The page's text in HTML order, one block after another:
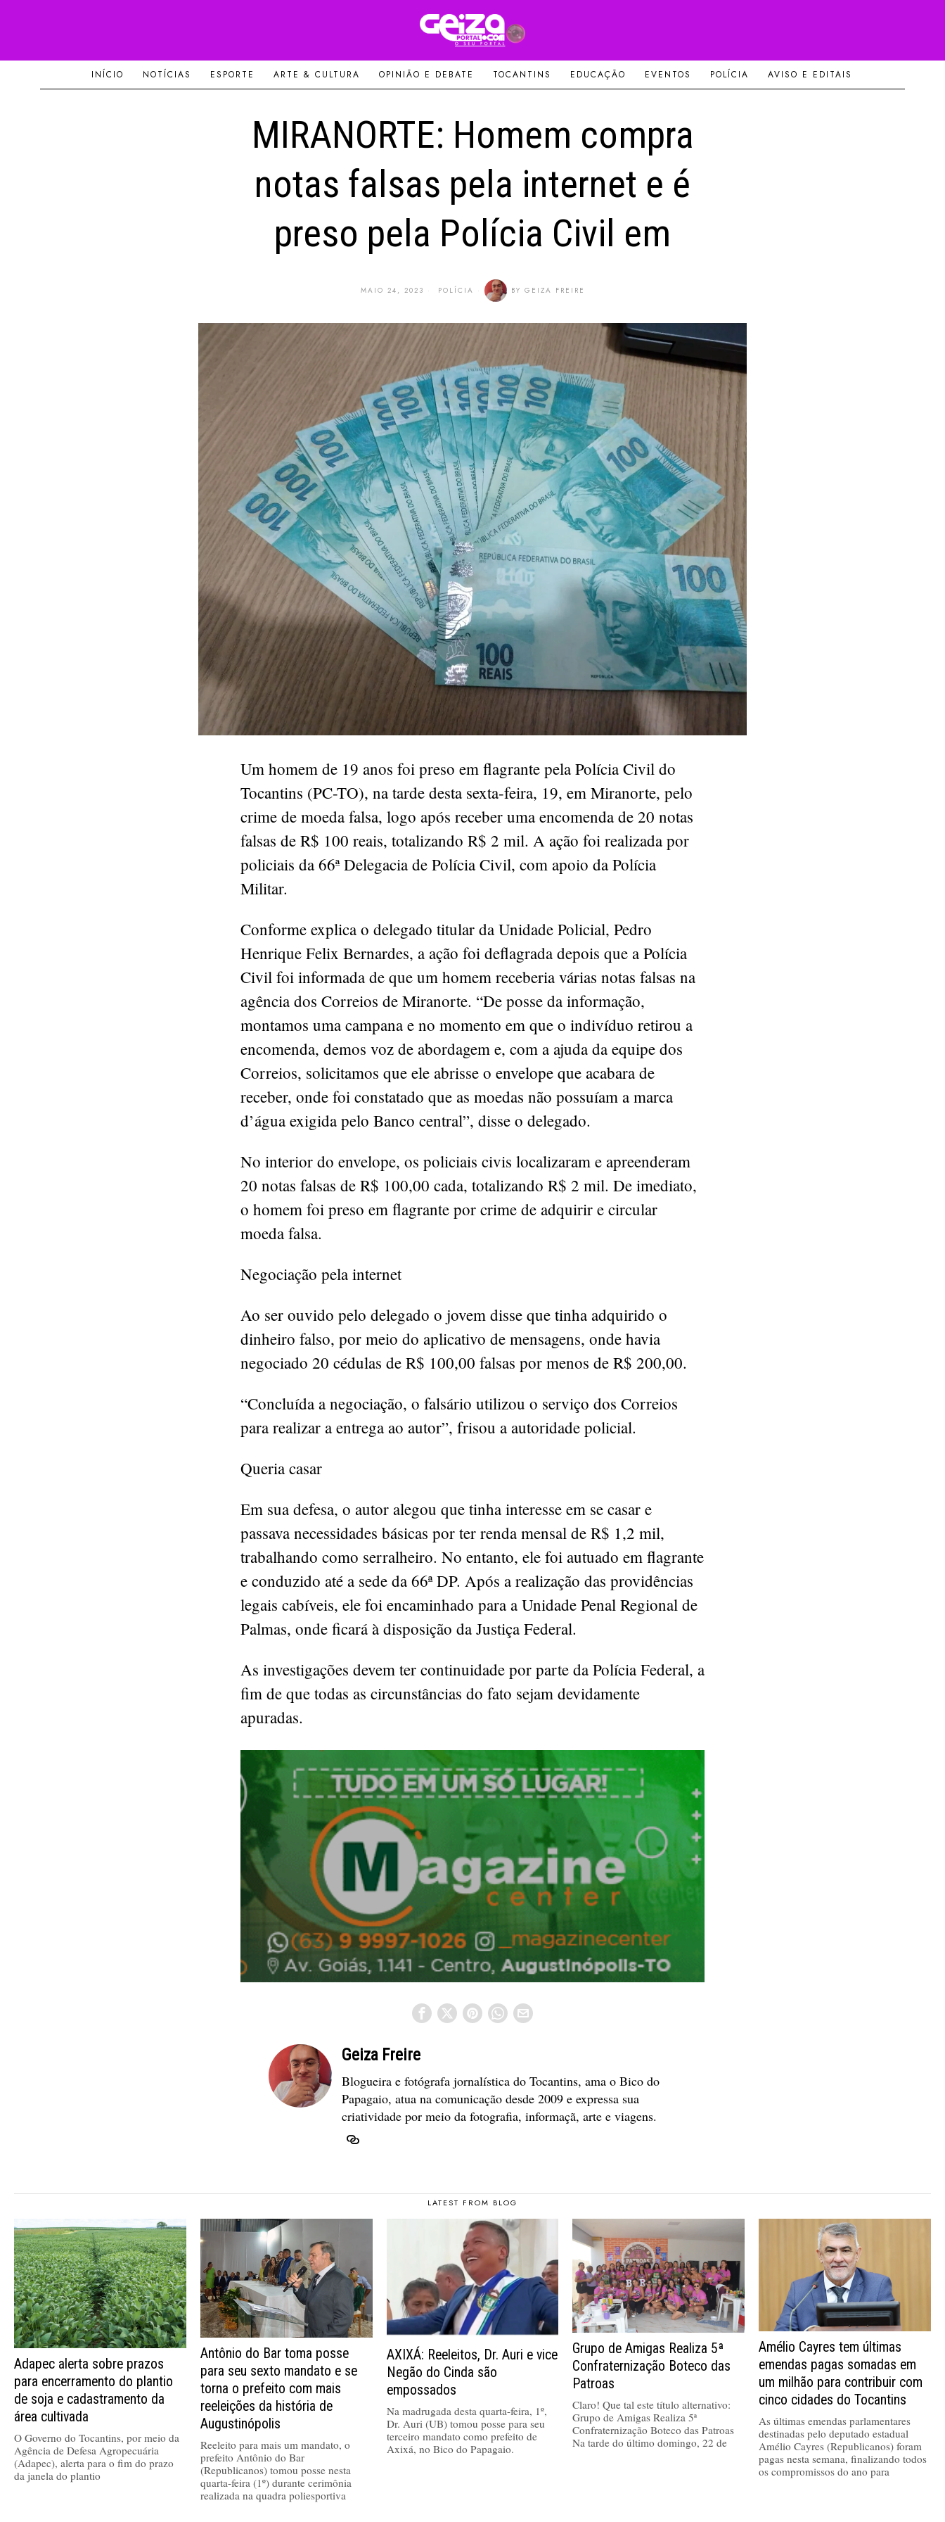
INÍCIO NOTÍCIAS ESPORTE ARTE & CULTURA OPINIÃO E DEBATE TOCANTINS EDUCAÇÃO EVENTOS POLÍCIA AVISO E EDITAIS
MIRANORTE: Homem compra
notas falsas pela internet e é
preso pela Polícia Civil em
MAIO 24, 2023 POLÍCIA BY GEIZA FREIRE
Um homem de 19 anos foi preso em flagrante pela Polícia Civil do
Tocantins (PC-TO), na tarde desta sexta-feira, 19, em Miranorte, pelo
crime de moeda falsa, logo após receber uma encomenda de 20 notas
falsas de R$ 100 reais, totalizando R$ 2 mil. A ação foi realizada por
policiais da 66ª Delegacia de Polícia Civil, com apoio da Polícia
Militar.
Conforme explica o delegado titular da Unidade Policial, Pedro
Henrique Felix Bernardes, a ação foi deflagrada depois que a Polícia
Civil foi informada de que um homem receberia várias notas falsas na
agência dos Correios de Miranorte. “De posse da informação,
montamos uma campana e no momento em que o indivíduo retirou a
encomenda, demos voz de abordagem e, com a ajuda da equipe dos
Correios, solicitamos que ele abrisse o envelope que acabara de
receber, onde foi constatado que as moedas não possuíam a marca
d’água exigida pelo Banco central”, disse o delegado.
No interior do envelope, os policiais civis localizaram e apreenderam
20 notas falsas de R$ 100,00 cada, totalizando R$ 2 mil. De imediato,
o homem foi preso em flagrante por crime de adquirir e circular
moeda falsa.
Negociação pela internet
Ao ser ouvido pelo delegado o jovem disse que tinha adquirido o
dinheiro falso, por meio do aplicativo de mensagens, onde havia
negociado 20 cédulas de R$ 100,00 falsas por menos de R$ 200,00.
“Concluída a negociação, o falsário utilizou o serviço dos Correios
para realizar a entrega ao autor”, frisou a autoridade policial.
Queria casar
Em sua defesa, o autor alegou que tinha interesse em se casar e
passava necessidades básicas por ter renda mensal de R$ 1,2 mil,
trabalhando como serralheiro. No entanto, ele foi autuado em flagrante
e conduzido até a sede da 66ª DP. Após a realização das providências
legais cabíveis, ele foi encaminhado para a Unidade Penal Regional de
Palmas, onde ficará à disposição da Justiça Federal.
As investigações devem ter continuidade por parte da Polícia Federal, a
fim de que todas as circunstâncias do fato sejam devidamente
apuradas.
Geiza Freire
Blogueira e fotógrafa jornalística do Tocantins, ama o Bico do
Papagaio, atua na comunicação desde 2009 e expressa sua
criatividade por meio da fotografia, informaçã, arte e viagens.
LATEST FROM BLOG
Adapec alerta sobre prazos
para encerramento do plantio
de soja e cadastramento da
área cultivada
O Governo do Tocantins, por meio da
Agência de Defesa Agropecuária
(Adapec), alerta para o fim do prazo
da janela do plantio
Antônio do Bar toma posse
para seu sexto mandato e se
torna o prefeito com mais
reeleições da história de
Augustinópolis
Reeleito para mais um mandato, o
prefeito Antônio do Bar
(Republicanos) tomou posse nesta
quarta-feira (1º) durante cerimônia
realizada na quadra poliesportiva
AXIXÁ: Reeleitos, Dr. Auri e vice
Negão do Cinda são
empossados
Na madrugada desta quarta-feira, 1º,
Dr. Auri (UB) tomou posse para seu
terceiro mandato como prefeito de
Axixá, no Bico do Papagaio.
Grupo de Amigas Realiza 5ª
Confraternização Boteco das
Patroas
Claro! Que tal este título alternativo:
Grupo de Amigas Realiza 5ª
Confraternização Boteco das Patroas
Na tarde do último domingo, 22 de
Amélio Cayres tem últimas
emendas pagas somadas em
um milhão para contribuir com
cinco cidades do Tocantins
As últimas emendas parlamentares
destinadas pelo deputado estadual
Amélio Cayres (Republicanos) foram
pagas nesta semana, finalizando todos
os compromissos do ano para